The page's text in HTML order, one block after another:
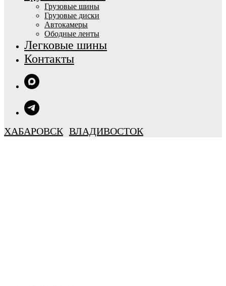
Грузовые шины
Грузовые диски
Автокамеры
Ободные ленты
Легковые шины
Контакты
ХАБАРОВСК ВЛАДИВОСТОК